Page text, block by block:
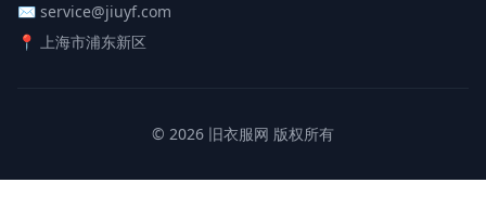
✉️ service@jiuyf.com
📍 上海市浦东新区
© 2026 旧衣服网 版权所有